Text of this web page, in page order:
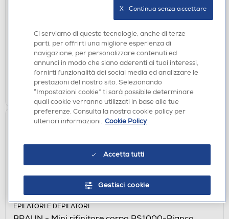
BABYLISS - 6709DE-Nero/Bronzo
€ 29,90
Acquisto online: disponibile
Ritiro in negozio in 30' gratuito:verifica
AGGIUNGI
EPILATORI E DEPILATORI
Ci serviamo di queste tecnologie, anche di terze
parti, per offrirti una migliore esperienza di
navigazione, per personalizzare contenuti ed
annunci in modo che siano aderenti ai tuoi interessi,
fornirti funzionalità dei social media ed analizzare le
prestazioni del nostro sito. Selezionando
“Impostazioni cookie” ti sarà possibile determinare
quali cookie verranno utilizzati in base alle tue
preferenze. Consulta la nostra cookie policy per
ulteriori informazioni. Cookie Policy
Accetta tutti
Gestisci cookie
X   Continua senza accettare